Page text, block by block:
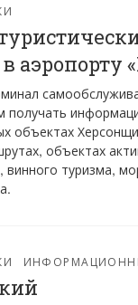
аэропорту
получать
объектах
объектах
винного туризма,